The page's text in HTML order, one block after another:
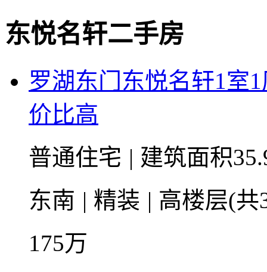
东悦名轩二手房
罗湖东门东悦名轩1室
价比高
普通住宅 | 建筑面积
东南 | 精装 | 高楼层(
175万